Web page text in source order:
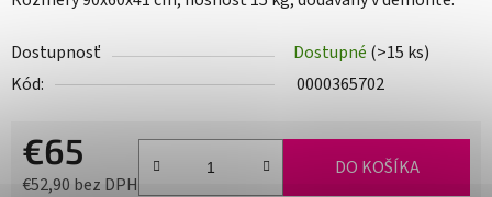
Dostupnosť Dostupné (>15 ks)
Kód:
0000365702
€65
€52,90 bez DPH
DO KOŠÍKA